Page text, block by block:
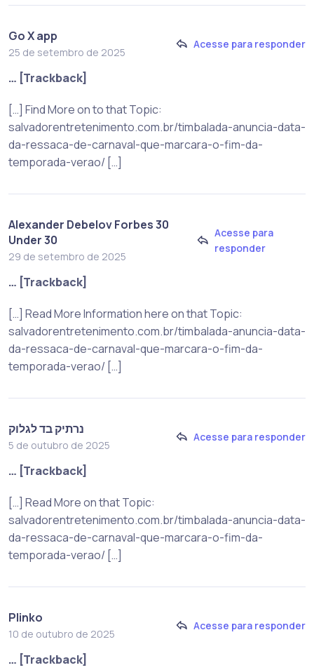
Go X app
25 de setembro de 2025
Acesse para responder
… [Trackback]
[…] Find More on to that Topic:
salvadorentretenimento.com.br/timbalada-anuncia-data-
da-ressaca-de-carnaval-que-marcara-o-fim-da-
temporada-verao/ […]
Alexander Debelov Forbes 30
Under 30
29 de setembro de 2025
Acesse para
responder
… [Trackback]
[…] Read More Information here on that Topic:
salvadorentretenimento.com.br/timbalada-anuncia-data-
da-ressaca-de-carnaval-que-marcara-o-fim-da-
temporada-verao/ […]
נרתיק בד לגלוק
5 de outubro de 2025
Acesse para responder
… [Trackback]
[…] Read More on that Topic:
salvadorentretenimento.com.br/timbalada-anuncia-data-
da-ressaca-de-carnaval-que-marcara-o-fim-da-
temporada-verao/ […]
Plinko
10 de outubro de 2025
Acesse para responder
… [Trackback]